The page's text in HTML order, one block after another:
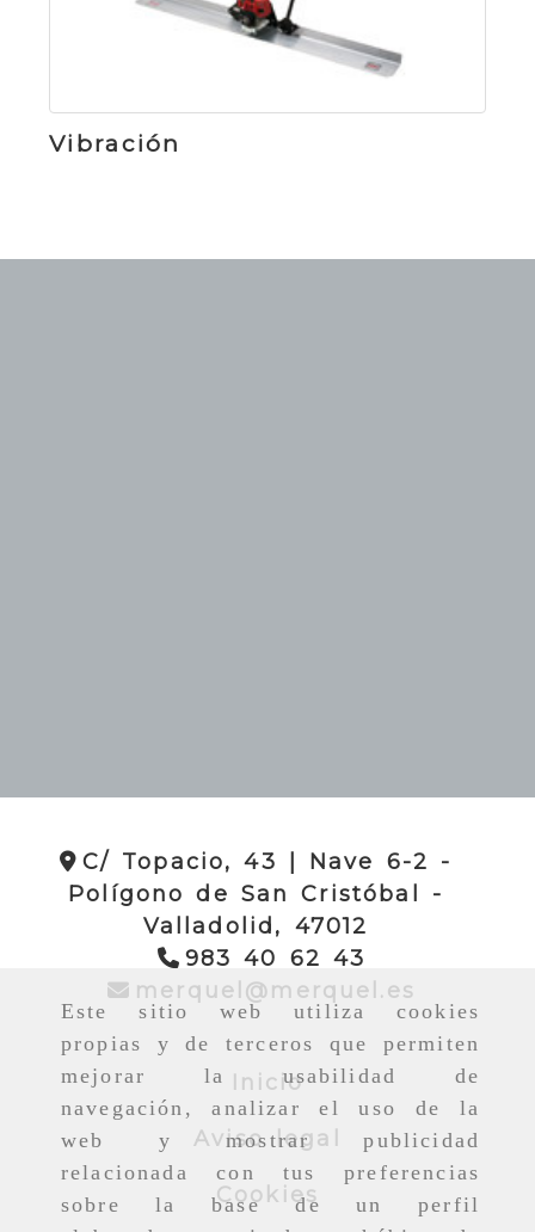
Este sitio web utiliza cookies
propias y de terceros que permiten
mejorar la usabilidad de
navegación, analizar el uso de la
web y mostrar publicidad
relacionada con tus preferencias
sobre la base de un perfil
Vibración
C/ Topacio, 43 | Nave 6-2 -
Polígono de San Cristóbal -
Valladolid, 47012
983 40 62 43
merquel
merquel.es
Inicio
Aviso legal
Cookies